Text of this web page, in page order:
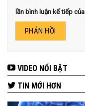
lần bình luận kế tiếp
VIDEO NỔI BẬT
TIN MỚI HƠN